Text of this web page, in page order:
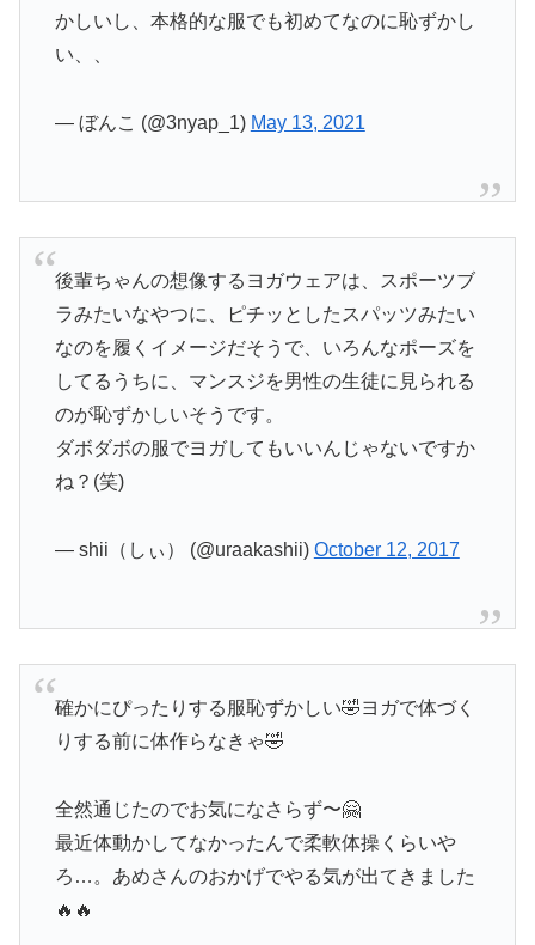
かしいし、本格的な服でも初めてなのに恥ずかし
い、、
— ぼんこ (@3nyap_1) May 13, 2021
後輩ちゃんの想像するヨガウェアは、スポーツブ
ラみたいなやつに、ピチッとしたスパッツみたい
なのを履くイメージだそうで、いろんなポーズを
してるうちに、マンスジを男性の生徒に見られる
のが恥ずかしいそうです。
ダボダボの服でヨガしてもいいんじゃないですか
ね？(笑)
— shii（しぃ） (@uraakashii) October 12, 2017
確かにぴったりする服恥ずかしい🤣ヨガで体づく
りする前に体作らなきゃ🤣
全然通じたのでお気になさらず〜🤗
最近体動かしてなかったんで柔軟体操くらいや
ろ…。あめさんのおかげでやる気が出てきました
🔥🔥